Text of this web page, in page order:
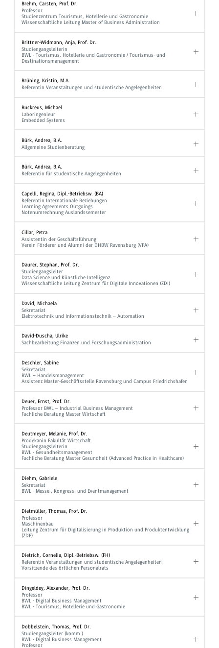
Brehm, Carsten, Prof. Dr.
Professor
Studienzentrum Tourismus, Hotellerie und Gastronomie
Wissenschaftliche Leitung Master of Business Administration
Brittner-Widmann, Anja, Prof. Dr.
Studiengangsleiterin
BWL - Tourismus, Hotellerie und Gastronomie / Tourismus- und
Destinationsmanagement
Brüning, Kristin, M.A.
Referentin Veranstaltungen und studentische Angelegenheiten
Buckreus, Michael
Laboringenieur
Embedded Systems
Bürk, Andrea, B.A.
Allgemeine Studienberatung
Bürk, Andrea, B.A.
Referentin für studentische Angelegenheiten
Capelli, Regina, Dipl.-Betriebsw. (BA)
Referentin Internationale Beziehungen
Learning Agreements Outgoings
Notenumrechnung Auslandssemester
Cillar, Petra
Assistentin der Geschäftsführung
Verein Förderer und Alumni der DHBW Ravensburg (VFA)
Daurer, Stephan, Prof. Dr.
Studiengangsleiter
Data Science und Künstliche Intelligenz
Wissenschaftliche Leitung Zentrum für Digitale Innovationen (ZDI)
David, Michaela
Sekretariat
Elektrotechnik und Informationstechnik – Automation
David-Duscha, Ulrike
Sachbearbeitung Finanzen und Forschungsadministration
Deschler, Sabine
Sekretariat
BWL – Handelsmanagement
Assistenz Master-Geschäftsstelle Ravensburg und Campus Friedrichshafen
Deuer, Ernst, Prof. Dr.
Professor BWL – Industrial Business Management
Fachliche Beratung Master Wirtschaft
Deutmeyer, Melanie, Prof. Dr.
Prodekanin Fakultät Wirtschaft
Studiengangsleiterin
BWL - Gesundheitsmanagement
Fachliche Beratung Master Gesundheit (Advanced Practice in Healthcare)
Diehm, Gabriele
Sekretariat
BWL - Messe-, Kongress- und Eventmanagement
Dietmüller, Thomas, Prof. Dr.
Professor
Maschinenbau
Leitung Zentrum für Digitalisierung in Produktion und Produktentwicklung
(ZDP)
Dietrich, Cornelia, Dipl.-Betriebsw. (FH)
Referentin Veranstaltungen und studentische Angelegenheiten
Vorsitzende des örtlichen Personalrats
Dingeldey, Alexander, Prof. Dr.
Professor
BWL - Digital Business Management
BWL - Tourismus, Hotellerie und Gastronomie
Dobbelstein, Thomas, Prof. Dr.
Studiengangsleiter (komm.)
BWL - Digital Business Management
Professor